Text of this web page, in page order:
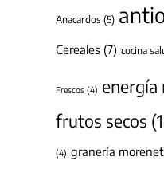
Anacardos(5)
Cereales (7) cocina
Frescos (4) energía
frutos secos
(4) granería